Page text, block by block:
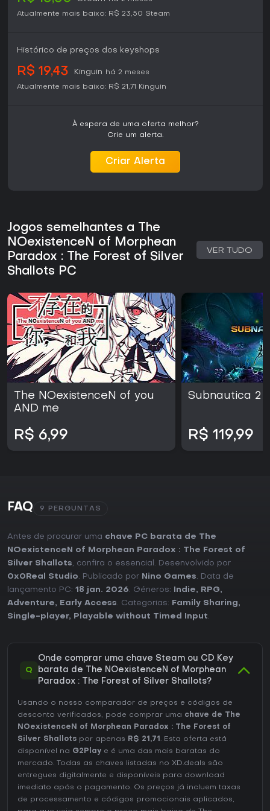
Atualmente mais baixo: R$ 23,50 Steam
Histórico de preços dos keyshops
R$ 19,43 Kinguin
há 2 meses
Atualmente mais baixo: R$ 21,71 Kinguin
À espera de uma oferta melhor?
Crie um alerta.
Criar Alerta
Jogos semelhantes a The
NOexistenceN of Morphean
Paradox : The Forest of Silver
Shallots PC
VER TUDO
The NOexistenceN of you
AND me
R$ 6,99
Subnautica 2
R$ 119,99
FAQ 9 PERGUNTAS
Antes de procurar uma chave PC barata de The
NOexistenceN of Morphean Paradox : The Forest of
Silver Shallots, confira o essencial. Desenvolvido por
0x0Real Studio. Publicado por Nino Games. Data de
lançamento PC: 18 jan. 2026. Géneros: Indie, RPG,
Adventure, Early Access. Categorias: Family Sharing,
Single-player, Playable without Timed Input.
Q
Onde comprar uma chave Steam ou CD Key
barata de The NOexistenceN of Morphean
Paradox : The Forest of Silver Shallots?
Usando o nosso comparador de preços e códigos de
desconto verificados, pode comprar uma chave de The
NOexistenceN of Morphean Paradox : The Forest of
Silver Shallots por apenas R$ 21,71 . Esta oferta está
disponível na G2Play e é uma das mais baratas do
mercado. Todas as chaves listadas no XD.deals são
entregues digitalmente e disponíveis para download
imediato após o pagamento. Os preços já incluem taxas
de processamento e códigos promocionais aplicados,